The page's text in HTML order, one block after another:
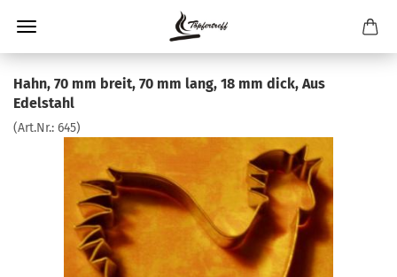
Hahn, 70 mm breit, 70 mm lang, 18 mm dick, Aus
Edelstahl
(Art.Nr.: 645)